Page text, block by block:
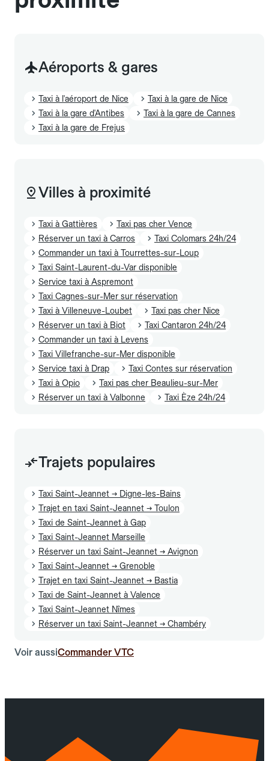
Aéroports & gares
Taxi à l'aéroport de Nice
Taxi à la gare de Nice
Taxi à la gare d'Antibes
Taxi à la gare de Cannes
Taxi à la gare de Frejus
Villes à proximité
Taxi à Gattières
Taxi pas cher Vence
Réserver un taxi à Carros
Taxi Colomars 24h/24
Commander un taxi à Tourrettes-sur-Loup
Taxi Saint-Laurent-du-Var disponible
Service taxi à Aspremont
Taxi Cagnes-sur-Mer sur réservation
Taxi à Villeneuve-Loubet
Taxi pas cher Nice
Réserver un taxi à Biot
Taxi Cantaron 24h/24
Commander un taxi à Levens
Taxi Villefranche-sur-Mer disponible
Service taxi à Drap
Taxi Contes sur réservation
Taxi à Opio
Taxi pas cher Beaulieu-sur-Mer
Réserver un taxi à Valbonne
Taxi Èze 24h/24
Trajets populaires
Taxi Saint-Jeannet → Digne-les-Bains
Trajet en taxi Saint-Jeannet → Toulon
Taxi de Saint-Jeannet à Gap
Taxi Saint-Jeannet Marseille
Réserver un taxi Saint-Jeannet → Avignon
Taxi Saint-Jeannet → Grenoble
Trajet en taxi Saint-Jeannet → Bastia
Taxi de Saint-Jeannet à Valence
Taxi Saint-Jeannet Nîmes
Réserver un taxi Saint-Jeannet → Chambéry
Voir aussiCommander VTC